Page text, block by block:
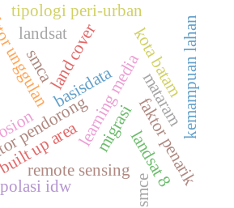
learning media
basisdata
migrasi
pendorong faktor penarik
kota batam
land cover
up area
kemampuan lahan
tipologi peri-urban
landsat 8
remote sensing
landsat
mataram
idw smce
smca